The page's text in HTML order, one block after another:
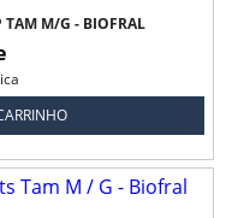
TAM M/G - BIOFRAL